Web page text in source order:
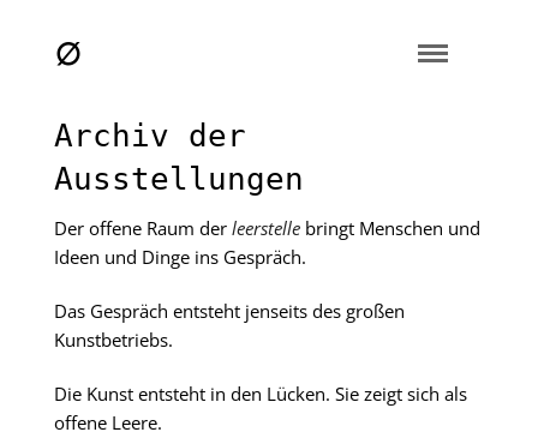
Archiv der
Ausstellungen
Der offene Raum der leerstelle bringt Menschen und
Ideen und Dinge ins Gespräch.
Das Gespräch entsteht jenseits des großen
Kunstbetriebs.
Die Kunst entsteht in den Lücken. Sie zeigt sich als
offene Leere.